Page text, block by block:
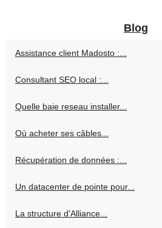
Blog
Assistance client Madosto :...
Consultant SEO local :...
Quelle baie reseau installer...
Où acheter ses câbles...
Récupération de données :...
Un datacenter de pointe pour...
La structure d'Alliance...